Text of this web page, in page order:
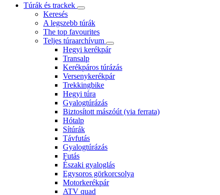
Túrák és trackek
Keresés
A legszebb túrák
The top favourites
Teljes túraarchívum
Hegyi kerékpár
Transalp
Kerékpáros túrázás
Versenykerékpár
Trekkingbike
Hegyi túra
Gyalogtúrázás
Biztosított mászóút (via ferrata)
Hótalp
Sítúrák
Távfutás
Gyalogtúrázás
Futás
Északi gyaloglás
Egysoros görkorcsolya
Motorkerékpár
ATV quad